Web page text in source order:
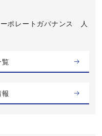
ポレートガバナンス 人
覧
報